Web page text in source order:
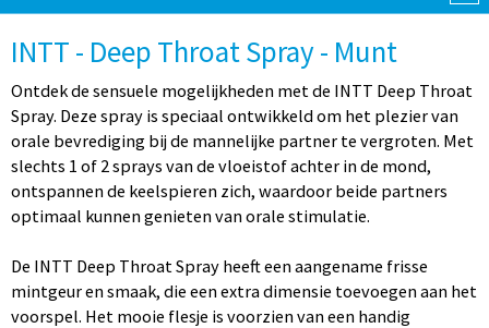
INTT - Deep Throat Spray - Munt
Ontdek de sensuele mogelijkheden met de INTT Deep Throat
Spray. Deze spray is speciaal ontwikkeld om het plezier van
orale bevrediging bij de mannelijke partner te vergroten. Met
slechts 1 of 2 sprays van de vloeistof achter in de mond,
ontspannen de keelspieren zich, waardoor beide partners
optimaal kunnen genieten van orale stimulatie.
De INTT Deep Throat Spray heeft een aangename frisse
mintgeur en smaak, die een extra dimensie toevoegen aan het
voorspel. Het mooie flesje is voorzien van een handig